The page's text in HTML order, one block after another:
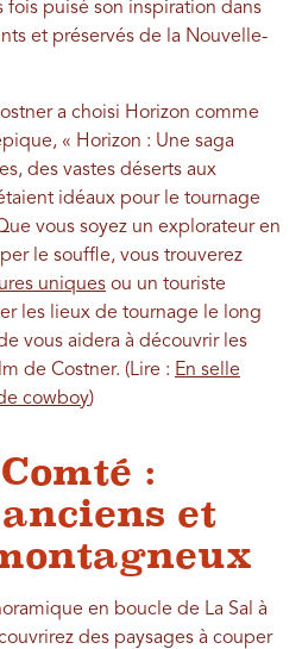
puisé son inspiration dans
et préservés de la Nouvelle-
a choisi Horizon comme
« Horizon : Une saga
des vastes déserts aux
idéaux pour le tournage
vous soyez un explorateur en
le souffle, vous trouverez
uniques ou un touriste
les lieux de tournage le long
vous aidera à découvrir les
de Costner. (Lire : En selle
cowboy)
:
et
en boucle de La Sal à
des paysages à couper